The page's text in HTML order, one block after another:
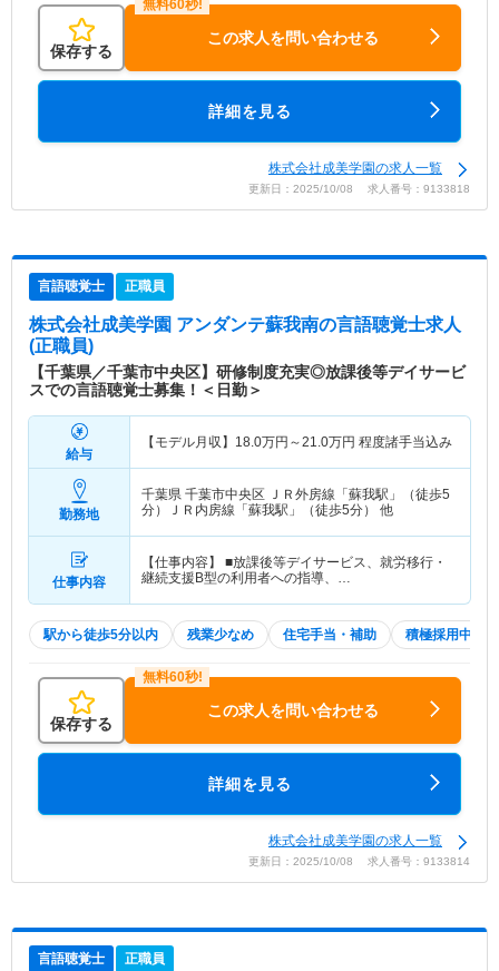
保存する
この求人を問い合わせる
詳細を見る
株式会社成美学園の求人一覧
更新日：2025/10/08 求人番号：9133818
言語聴覚士 正職員
株式会社成美学園 アンダンテ蘇我南の言語聴覚士求人
(正職員)
【千葉県／千葉市中央区】研修制度充実◎放課後等デイサービ
スでの言語聴覚士募集！＜日勤＞
給与
【モデル月収】 18.0万円～21.0万円 程度諸手当込み
勤務地
千葉県 千葉市中央区 ＪＲ外房線「蘇我駅」（徒歩5
分）ＪＲ内房線「蘇我駅」（徒歩5分） 他
仕事内容
【仕事内容】 ■放課後等デイサービス、就労移行・
継続支援B型の利用者への指導、…
駅から徒歩5分以内 残業少なめ 住宅手当・補助 積極採用中
保存する
この求人を問い合わせる
詳細を見る
株式会社成美学園の求人一覧
更新日：2025/10/08 求人番号：9133814
言語聴覚士 正職員